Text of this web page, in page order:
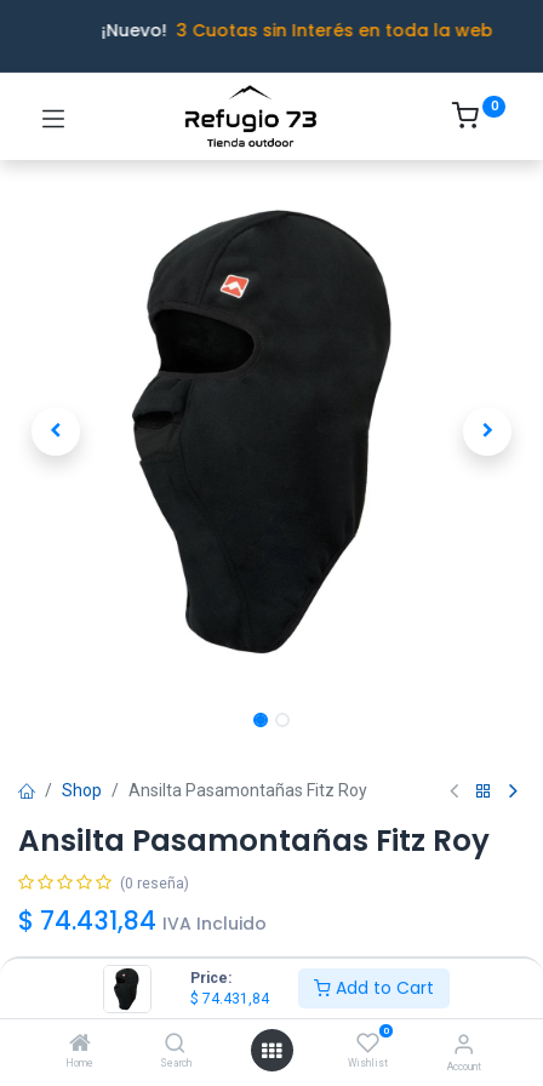
Price:
$ 74.431,84 Add to Cart
Home Search
0
Wishlist Account
¡Nuevo! 3 Cuotas sin Interés en toda la web
0
Shop Ansilta Pasamontañas Fitz Roy
Ansilta Pasamontañas Fitz Roy
(0 reseña)
$ 74.431,84 IVA Incluido